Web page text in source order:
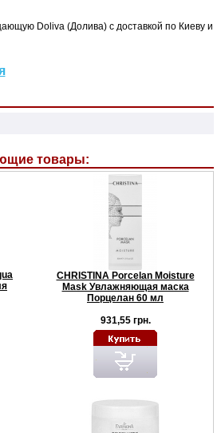
Doliva (Долива) с доставкой по Киеву и
товары:
CHRISTINA Porcelan Moisture
Mask Увлажняющая маска
Порцелан 60 мл
931,55 грн.